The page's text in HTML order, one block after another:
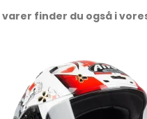
finder du også i